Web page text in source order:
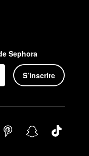
Sephora
S’inscrire